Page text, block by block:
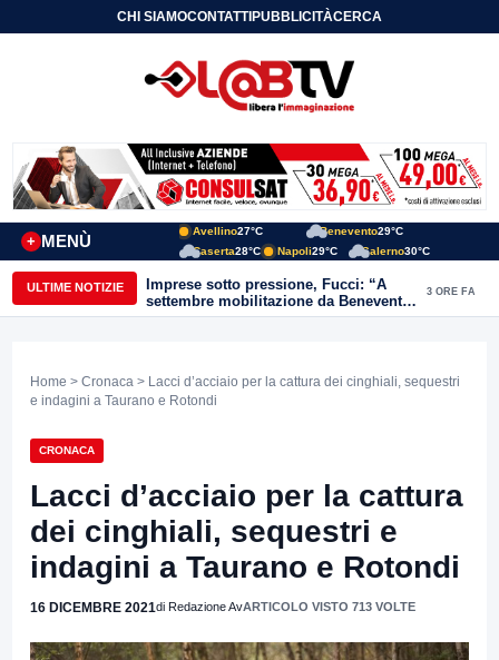
CHI SIAMOCONTATTIPUBBLICITÀCERCA
MENÙ
+
Avellino27°C Benevento29°C
Caserta28°C Napoli29°C Salerno30°C
ULTIME NOTIZIE
Imprese sotto pressione, Fucci: “A
settembre mobilitazione da Benevento
e Avellino”
3 ORE FA
Home > Cronaca > Lacci d’acciaio per la cattura dei cinghiali, sequestri
e indagini a Taurano e Rotondi
CRONACA
Lacci d’acciaio per la cattura
dei cinghiali, sequestri e
indagini a Taurano e Rotondi
16 DICEMBRE 2021di Redazione AvARTICOLO VISTO 713 VOLTE